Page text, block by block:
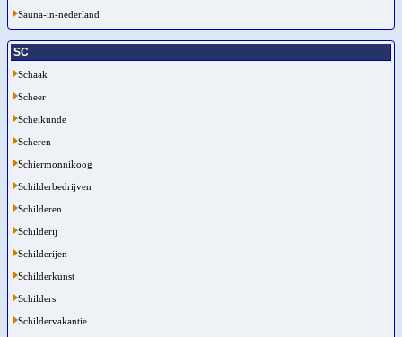
Sauna-in-nederland
SC
Schaak
Scheer
Scheikunde
Scheren
Schiermonnikoog
Schilderbedrijven
Schilderen
Schilderij
Schilderijen
Schilderkunst
Schilders
Schildervakantie